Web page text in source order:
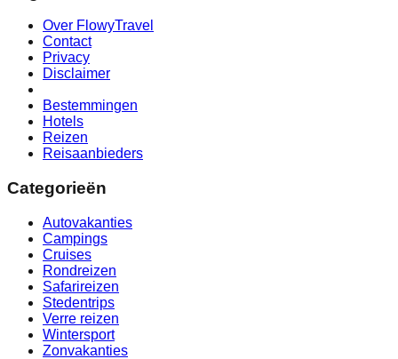
Over FlowyTravel
Contact
Privacy
Disclaimer
Bestemmingen
Hotels
Reizen
Reisaanbieders
Categorieën
Autovakanties
Campings
Cruises
Rondreizen
Safarireizen
Stedentrips
Verre reizen
Wintersport
Zonvakanties